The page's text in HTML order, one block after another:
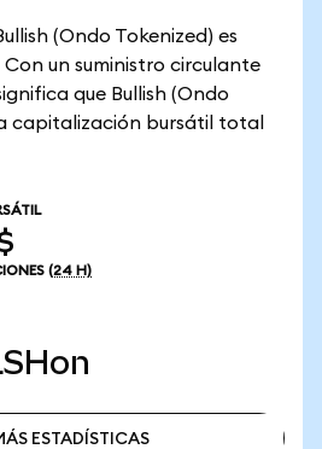
(Ondo Tokenized) es
Con un suministro circulante
que Bullish (Ondo
capitalización bursátil total
(24 H)
ESTADÍSTICAS